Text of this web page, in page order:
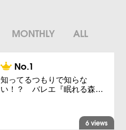
MONTHLY ALL
知ってるつもりで知らな
い！？ バレエ『眠れる森…
6 views